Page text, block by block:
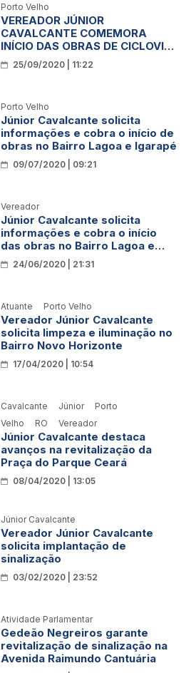
Porto Velho
VEREADOR JÚNIOR
CAVALCANTE COMEMORA
INÍCIO DAS OBRAS DE CICLOVIA
NA AV. JORGE TEIXEIRA
25/09/2020 | 11:22
Porto Velho
Júnior Cavalcante solicita
informações e cobra o início de
obras no Bairro Lagoa e Igarapé
09/07/2020 | 09:21
Vereador
Júnior Cavalcante solicita
informações e cobra o início
das obras no Bairro Lagoa e
Igarapé
24/06/2020 | 21:31
Atuante Porto Velho
Vereador Júnior Cavalcante
solicita limpeza e iluminação no
Bairro Novo Horizonte
17/04/2020 | 10:54
Cavalcante Júnior
Porto
Velho
RO Vereador
Júnior Cavalcante destaca
avanços na revitalização da
Praça do Parque Ceará
08/04/2020 | 13:05
Júnior Cavalcante
Vereador Júnior Cavalcante
solicita implantação de
sinalização
03/02/2020 | 23:52
Atividade Parlamentar
Gedeão Negreiros garante
revitalização de sinalização na
Avenida Raimundo Cantuária